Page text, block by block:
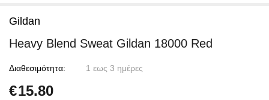
Gildan
Heavy Blend Sweat Gildan 18000 Red
Διαθεσιμότητα: 1 εως 3 ημέρες
€15.80